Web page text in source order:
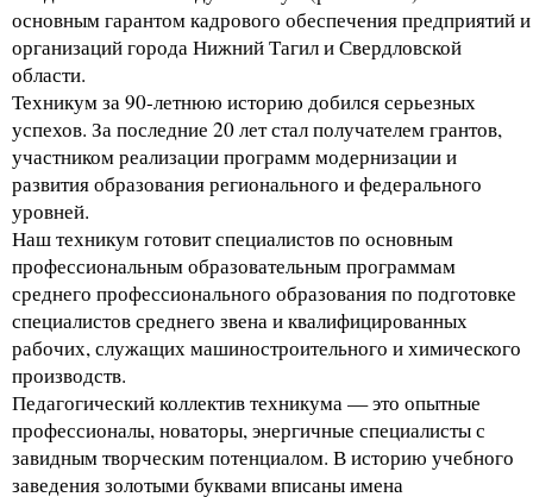
основным гарантом кадрового обеспечения предприятий и
организаций города Нижний Тагил и Свердловской
области.
Техникум за 90-летнюю историю добился серьезных
успехов. За последние 20 лет стал получателем грантов,
участником реализации программ модернизации и
развития образования регионального и федерального
уровней.
Наш техникум готовит специалистов по основным
профессиональным образовательным программам
среднего профессионального образования по подготовке
специалистов среднего звена и квалифицированных
рабочих, служащих машиностроительного и химического
производств.
Педагогический коллектив техникума — это опытные
профессионалы, новаторы, энергичные специалисты с
завидным творческим потенциалом. В историю учебного
заведения золотыми буквами вписаны имена